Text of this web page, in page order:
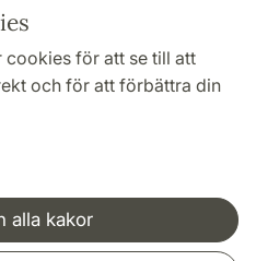
cookies för att se till att
och för att förbättra din
alla kakor
nätverk